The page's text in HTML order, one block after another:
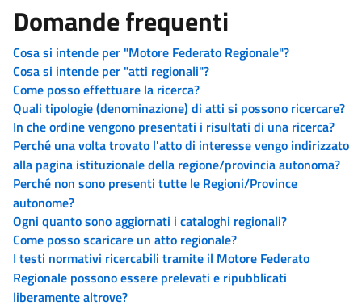
Domande frequenti
Cosa si intende per "Motore Federato Regionale"?
Cosa si intende per "atti regionali"?
Come posso effettuare la ricerca?
Quali tipologie (denominazione) di atti si possono ricercare?
In che ordine vengono presentati i risultati di una ricerca?
Perché una volta trovato l'atto di interesse vengo indirizzato
alla pagina istituzionale della regione/provincia autonoma?
Perché non sono presenti tutte le Regioni/Province
autonome?
Ogni quanto sono aggiornati i cataloghi regionali?
Come posso scaricare un atto regionale?
I testi normativi ricercabili tramite il Motore Federato
Regionale possono essere prelevati e ripubblicati
liberamente altrove?